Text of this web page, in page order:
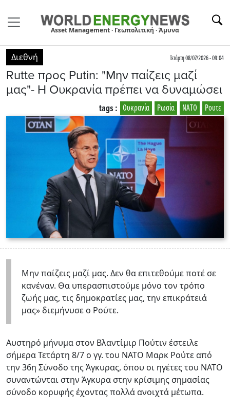
Asset Management · Γεωπολιτική · Άμυνα
Διεθνή Τετάρτη 08/07/2026 - 09:04
Rutte προς Putin: "Μην παίζεις μαζί
μας"- Η Ουκρανία πρέπει να δυναμώσει
Ρουτε
ΝΑΤΟ
Ρωσία
Ουκρανία
tags :
Μην παίζεις μαζί μας. Δεν θα επιτεθούμε ποτέ σε
κανέναν. Θα υπερασπιστούμε μόνο τον τρόπο
ζωής μας, τις δημοκρατίες μας, την επικράτειά
μας» διεμήνυσε ο Ρούτε.
Αυστηρό μήνυμα στον Βλαντίμιρ Πούτιν έστειλε
σήμερα Τετάρτη 8/7 ο γγ. του ΝΑΤΟ Μαρκ Ρούτε από
την 36η Σύνοδο της Άγκυρας, όπου οι ηγέτες του ΝΑΤΟ
συναντώνται στην Άγκυρα στην κρίσιμης σημασίας
σύνοδο κορυφής έχοντας πολλά ανοιχτά μέτωπα.